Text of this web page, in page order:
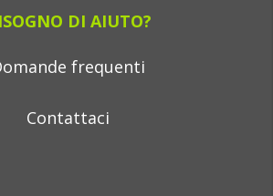
DI AIUTO?
frequenti
Contattaci